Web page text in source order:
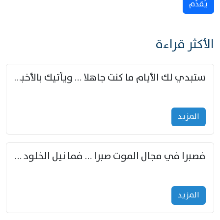
يُقدِّم
الأكثر قراءة
ستبدي لك الأيام ما كنت جاهلا … ويأتيك بالأخبار من لم تزوّد
المزید
فصبرا في مجال الموت صبرا … فما نيل الخلود بمستطاع
المزید